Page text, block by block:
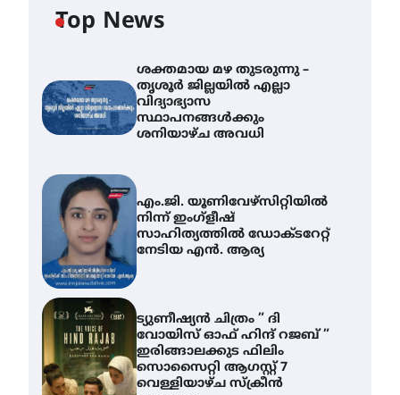
Top News
ശക്തമായ മഴ തുടരുന്നു –
തൃശൂർ ജില്ലയിൽ എല്ലാ
വിദ്യാഭ്യാസ
സ്ഥാപനങ്ങൾക്കും
ശനിയാഴ്ച അവധി
എം.ജി. യൂണിവേഴ്‌സിറ്റിയിൽ
നിന്ന് ഇംഗ്ളീഷ്
സാഹിത്യത്തിൽ ഡോക്ടറേറ്റ്
നേടിയ എൻ. ആര്യ
ട്യുണീഷ്യൻ ചിത്രം ” ദി
വോയിസ് ഓഫ് ഹിന്ദ് റജബ് ”
ഇരിങ്ങാലക്കുട ഫിലിം
സൊസൈറ്റി ആഗസ്റ്റ് 7
വെള്ളിയാഴ്ച സ്‌ക്രീൻ